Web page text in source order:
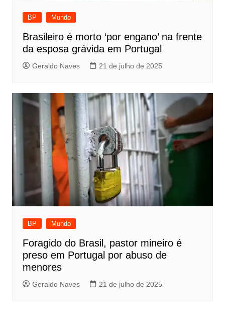
BP Mundo
Brasileiro é morto ‘por engano’ na frente
da esposa grávida em Portugal
Geraldo Naves 21 de julho de 2025
BP Mundo
Foragido do Brasil, pastor mineiro é
preso em Portugal por abuso de
menores
Geraldo Naves 21 de julho de 2025